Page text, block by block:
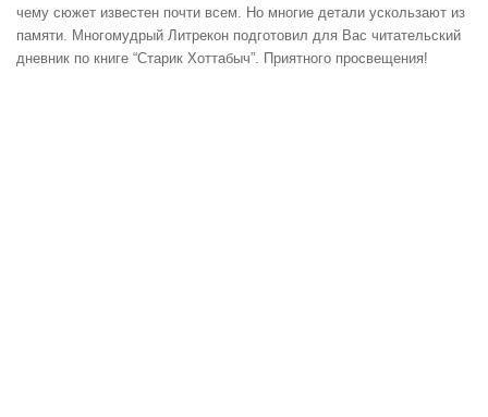
чему сюжет известен почти всем. Но многие детали ускользают из
памяти. Многомудрый Литрекон подготовил для Вас читательский
дневник по книге “Старик Хоттабыч”. Приятного просвещения!